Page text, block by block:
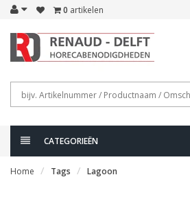
0 artikelen
CATEGORIEËN
Home Tags Lagoon